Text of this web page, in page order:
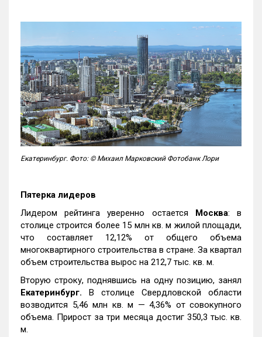
Екатеринбург. Фото: © Михаил Марковский Фотобанк Лори
Пятерка лидеров
Лидером рейтинга уверенно остается Москва: в
столице строится более 15 млн кв. м жилой площади,
что составляет 12,12% от общего объема
многоквартирного строительства в стране. За квартал
объем строительства вырос на 212,7 тыс. кв. м.
Вторую строку, поднявшись на одну позицию, занял
Екатеринбург. В столице Свердловской области
возводится 5,46 млн кв. м — 4,36% от совокупного
объема. Прирост за три месяца достиг 350,3 тыс. кв.
м.